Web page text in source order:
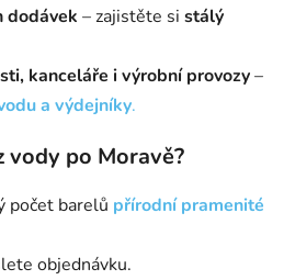
dodávek – zajistěte si stálý
kanceláře i výrobní provozy–
a výdejníky.
vody po Moravě?
počet barelů přírodní pramenité
objednávku.